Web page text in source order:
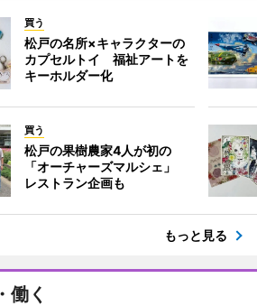
買う
松戸の名所×キャラクターの
カプセルトイ 福祉アートを
キーホルダー化
買う
松戸の果樹農家4人が初の
「オーチャーズマルシェ」
レストラン企画も
もっと見る
働く